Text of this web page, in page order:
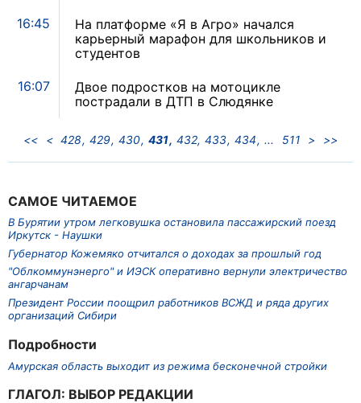
САМОЕ ЧИТАЕМОЕ
В Бурятии утром легковушка остановила пассажирский поезд
Иркутск - Наушки
Губернатор Кожемяко отчитался о доходах за прошлый год
"Облкоммунэнерго" и ИЭСК оперативно вернули электричество
ангарчанам
Президент России поощрил работников ВСЖД и ряда других
организаций Сибири
Подробности
Амурская область выходит из режима бесконечной стройки
ГЛАГОЛ: ВЫБОР РЕДАКЦИИ
16:45
На платформе «Я в Агро» начался
карьерный марафон для школьников и
студентов
16:07
Двое подростков на мотоцикле
пострадали в ДТП в Слюдянке
<< < 428 429 430 431 432 433 434 511 > >>